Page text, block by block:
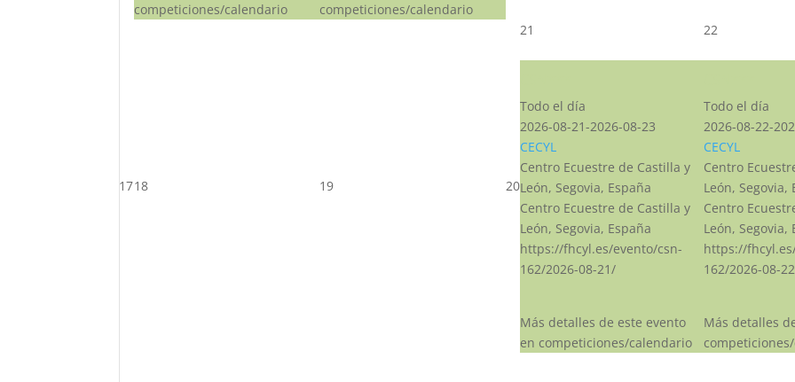
competiciones/calendario
competiciones/calendario
1718 19 20
21
Todo el día
2026-08-21-2026-08-23
CECYL
Centro Ecuestre de Castilla y
León, Segovia, España
Centro Ecuestre de Castilla y
León, Segovia, España
https://fhcyl.es/evento/csn-
162/2026-08-21/
Más detalles de este evento
en competiciones/calendario
22
Todo el día
2026-08-22-
CECYL
Centro
León, Segovia,
Centro
León, Segovia,
https://
162/2026-08-
Más detalles